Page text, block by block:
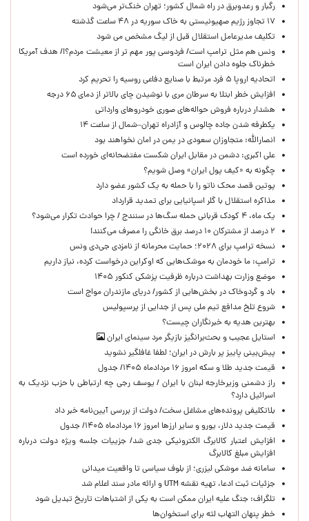
رگبار و رعدوبرق در راه شمال کشور؛ تهران خنک‌تر می‌شود
۱۷ تجاوز رژیم صهیونیستی به خاک سوریه در ۴۸ ساعت گذشته
تکلیف مدیرعامل استقلال قبل از لیگ مشخص می شود
ونس هم مثل ترامپ است/ فردوسی پور مهم تر از معیشت مردم؟!/ هدف آمریکا
خطرناک جلوه دادن ایران است
اتحادیه اروپا ۵ فرد مرتبط با صنایع دفاعی روسیه را تحریم کرد
افزایش خطر ابتلا به سرطان مری با نوشیدن چای بالاتر از دمای ۶۵ درجه
هشدار درباره فروش حواله‌های صوری خودروهای وارداتی
یکطرفه شدن جاده چالوس و آزادراه تهران–شمال از ساعت ۱۴
انصارالله: متجاوزان سعودی در یمن در امان نخواهند بود
علی اکبری: دشمن در مقابل ایران شکست مفتضحانه‌ای خورده است
چگونه به «کیف پول ایران» وصل شویم؟
پوتین قصد محک ناتو را با حمله به یک کشور عضو دارد
مذاکره استقلال با گلر اسپانیایی برای تمدید قرارداد
یک ماه، ۴ کودک قربانی حمله سگ‌ها در سنندج / چرا حوادث تکرار می‌شود؟
۲ درصد از مشترکان ۱۰ درصد برق خانگی را مصرف می‌کنند!
نسخه ترامپ برای ۲۰۲۸؛ حمایت محرمانه از نامزدی جی‌دی ونس
ترامپ: ما خودمان به موشک‌هایی که اوکراین درخواست کرده، نیاز داریم
موضع وزارت بهداشت درباره ظرفیت پزشکی کنکور ۱۴۰۵
باد و گردوخاک در بخش‌هایی از کشور/ دریای مازندران مواج است
شروع تلخ مدافع تیم ملی پس از جدایی از پرسپولیس
بهترین هدیه به خبرنگاران چیست؟
استایل عجیب و بحث‌برانگیز بازیگر مرد سینمای ایران
پیش‌بینی پاییز پر بارش در ایران؛ لطفا غافلگیر نشوید
قیمت جدید طلا و سکه امروز ۱۶ مردادماه ۱۴۰۵/ جدول
راز دشمنی وزیرخارجه لبنان با ایران / یوسف رجی چه ارتباطی با حزب نزدیک به
اسرائیل دارد؟
بلاتکلیفی پرونده‌های مشاغل سخت/ دولت از بررسی آیین‌نامه خبر داد
قیمت جدید دلار، یورو و سایر ارزها امروز ۱۶ مردادماه ۱۴۰۵/ جدول
افزایش اعتبار کالابرگ الکترونیکی جدی شد/ جزییات جلسه ویژه دولت درباره
افزایش مبلغ کالابرگ
سامانه ضد موشکی لیزری؛ از بلوف سیاسی تا واقعیت میدانی
جزئیات ثبت ادعا، تهیه نقشه UTM و ارائه مادر سند اعلام شد
تلگراف: جنگ علیه ایران ممکن است به یکی از اشتباهات تاریخ تبدیل شود
خطر پنهان التهاب لثه برای استخوان‌ها